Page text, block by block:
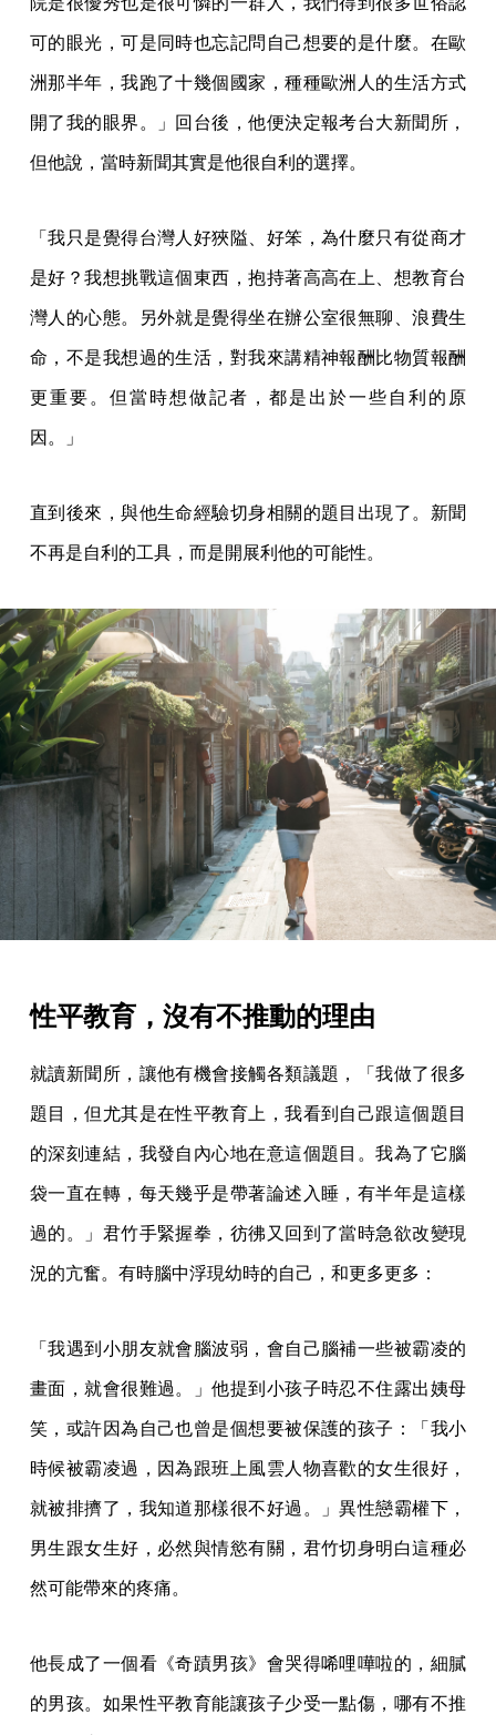
可的眼光，可是同時也忘記問自己想要的是什麼。在歐
洲那半年，我跑了十幾個國家，種種歐洲人的生活方式
開了我的眼界。」回台後，他便決定報考台大新聞所，
但他說，當時新聞其實是他很自利的選擇。
「我只是覺得台灣人好狹隘、好笨，為什麼只有從商才
是好？我想挑戰這個東西，抱持著高高在上、想教育台
灣人的心態。另外就是覺得坐在辦公室很無聊、浪費生
命，不是我想過的生活，對我來講精神報酬比物質報酬
更重要。但當時想做記者，都是出於一些自利的原
因。」
直到後來，與他生命經驗切身相關的題目出現了。新聞
不再是自利的工具，而是開展利他的可能性。
性平教育，沒有不推動的理由
就讀新聞所，讓他有機會接觸各類議題，「我做了很多
題目，但尤其是在性平教育上，我看到自己跟這個題目
的深刻連結，我發自內心地在意這個題目。我為了它腦
袋一直在轉，每天幾乎是帶著論述入睡，有半年是這樣
過的。」君竹手緊握拳，彷彿又回到了當時急欲改變現
況的亢奮。有時腦中浮現幼時的自己，和更多更多：
「我遇到小朋友就會腦波弱，會自己腦補一些被霸凌的
畫面，就會很難過。」他提到小孩子時忍不住露出姨母
笑，或許因為自己也曾是個想要被保護的孩子：「我小
時候被霸凌過，因為跟班上風雲人物喜歡的女生很好，
就被排擠了，我知道那樣很不好過。」異性戀霸權下，
男生跟女生好，必然與情慾有關，君竹切身明白這種必
然可能帶來的疼痛。
他長成了一個看《奇蹟男孩》會哭得唏哩嘩啦的，細膩
的男孩。如果性平教育能讓孩子少受一點傷，哪有不推